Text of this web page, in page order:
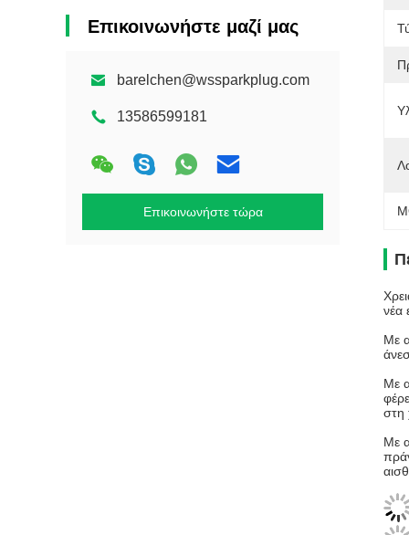
Επικοινωνήστε μαζί μας
barelchen@wssparkplug.com
13586599181
Επικοινωνήστε τώρα
νέα
Με
Με
στη
Με